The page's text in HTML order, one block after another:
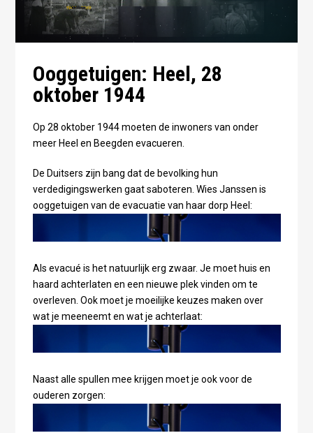
Ooggetuigen: Heel, 28
oktober 1944
Op 28 oktober 1944 moeten de inwoners van onder
meer Heel en Beegden evacueren.
De Duitsers zijn bang dat de bevolking hun
verdedigingswerken gaat saboteren. Wies Janssen is
ooggetuigen van de evacuatie van haar dorp Heel:
Als evacué is het natuurlijk erg zwaar. Je moet huis en
haard achterlaten en een nieuwe plek vinden om te
overleven. Ook moet je moeilijke keuzes maken over
wat je meeneemt en wat je achterlaat:
Naast alle spullen mee krijgen moet je ook voor de
ouderen zorgen: